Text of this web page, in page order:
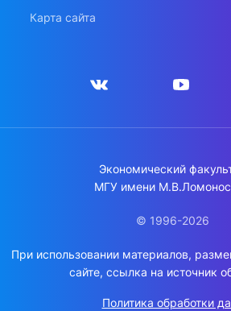
Карта сайта
Экономический
МГУ имени
© 1996-2026
При использовании материалов,
сайте, ссылка на источник
Политика обработки